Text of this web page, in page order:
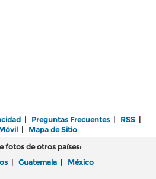
| Preguntas Frecuentes | RSS |
| Mapa de Sitio
fotos de otros países:
| Guatemala | México